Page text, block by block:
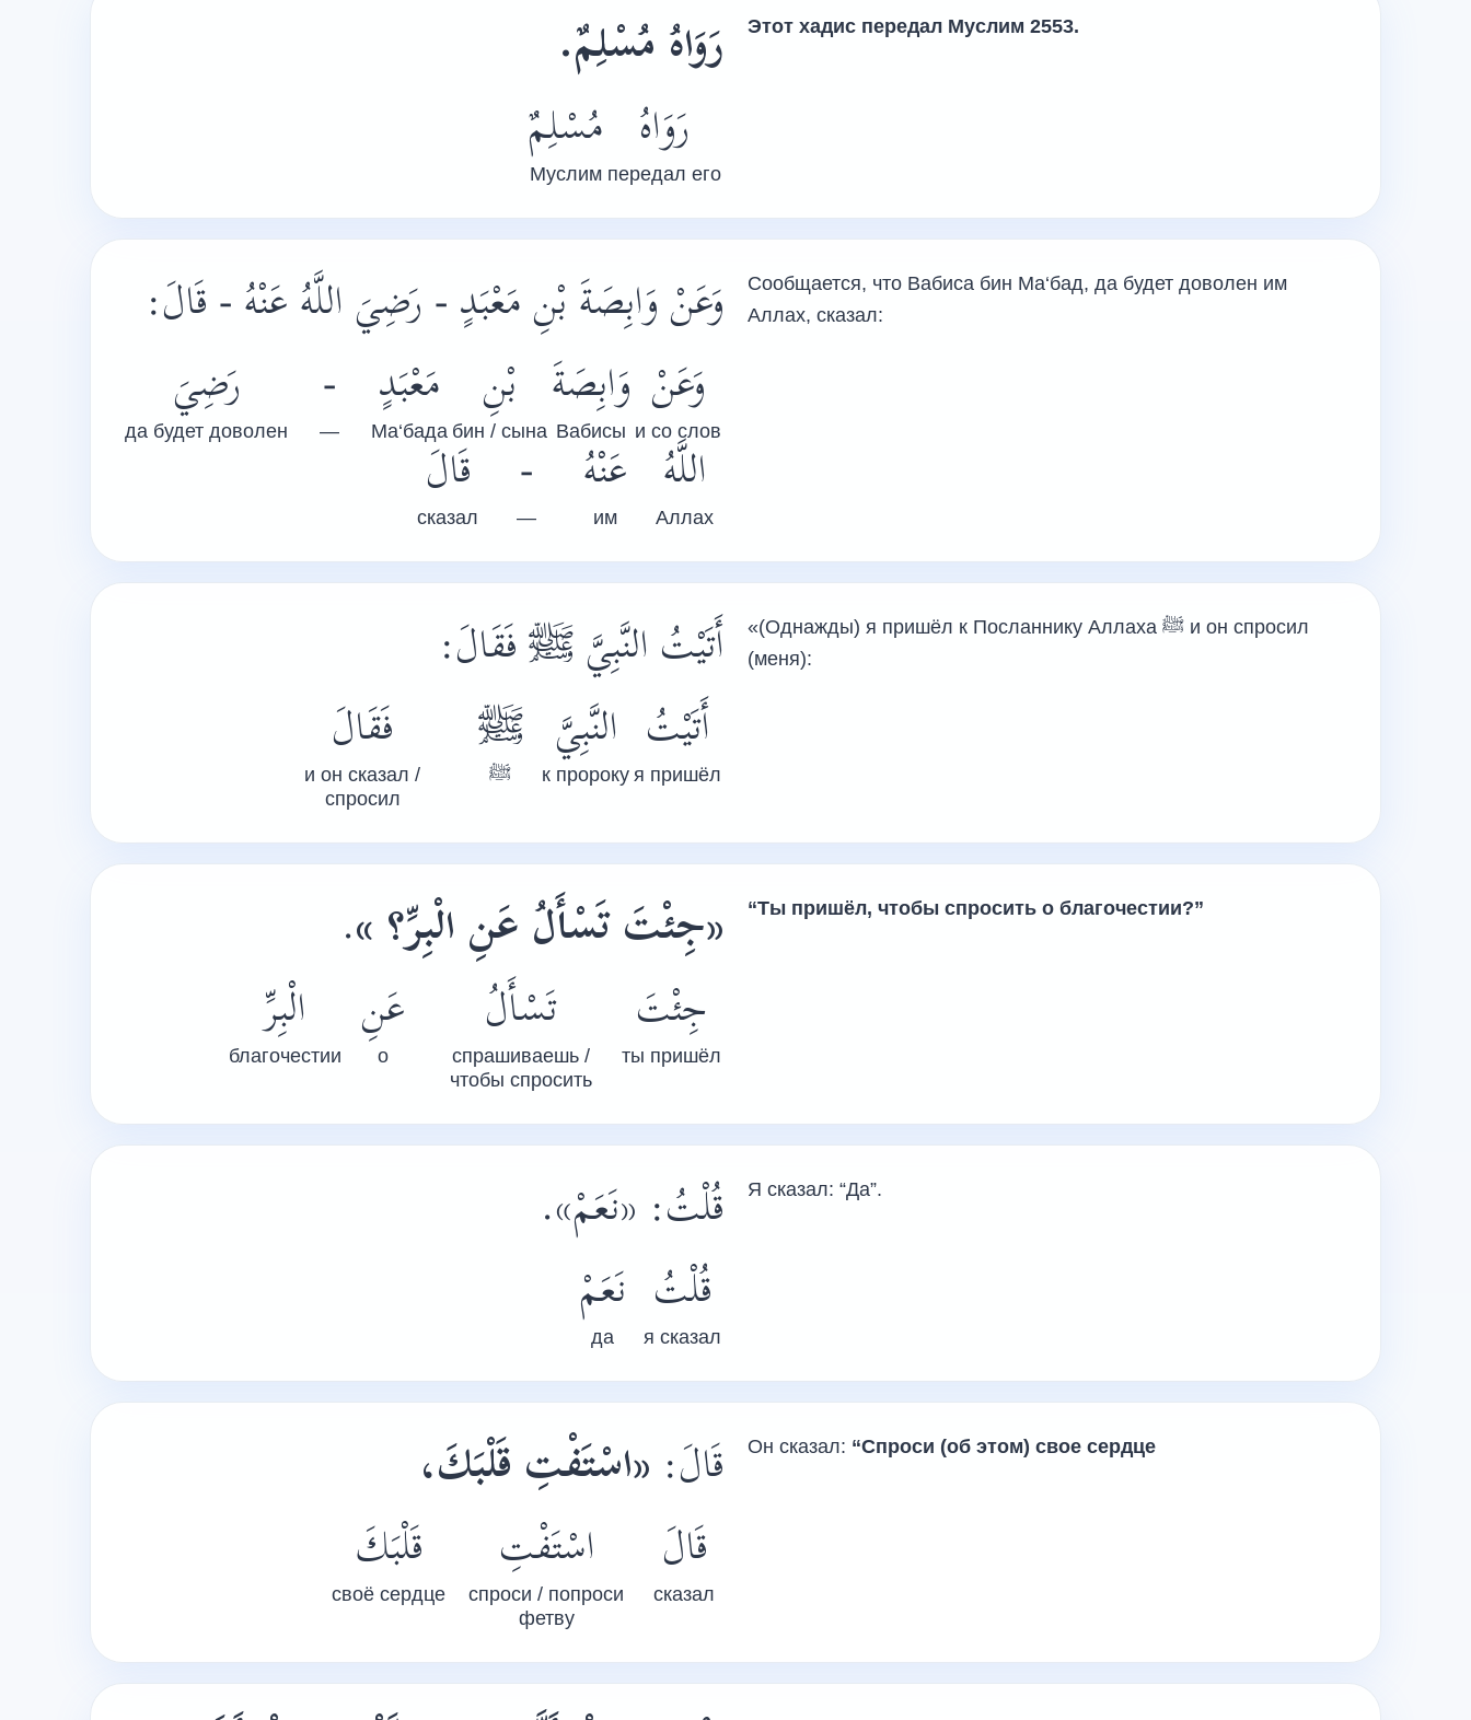
رَوَاهُ مُسْلِمٌ.
رَوَاهُ
передал его
مُسْلِمٌ
Муслим
Этот хадис передал Муслим 2553.
وَعَنْ وَابِصَةَ بْنِ مَعْبَدٍ - رَضِيَ اللَّهُ عَنْهُ - قَالَ:
وَعَنْ
и со слов
وَابِصَةَ
Вабисы
بْنِ
бин / сына
مَعْبَدٍ
Ма‘бада
-
—
رَضِيَ
да будет доволен
اللَّهُ
Аллах
عَنْهُ
им
-
—
قَالَ
сказал
Сообщается, что Вабиса бин Ма‘бад, да будет доволен им
Аллах, сказал:
أَتَيْتُ النَّبِيَّ ﷺفَقَالَ:
أَتَيْتُ
я пришёл
النَّبِيَّ
к пророку
ﷺ
ﷺ
فَقَالَ
и он сказал /
спросил
«(Однажды) я пришёл к Посланнику Аллаха ﷺ и он спросил
(меня):
«جِئْتَ تَسْأَلُ عَنِ الْبِرِّ؟ ».
جِئْتَ
ты пришёл
تَسْأَلُ
спрашиваешь /
чтобы спросить
عَنِ
о
الْبِرِّ
благочестии
“Ты пришёл, чтобы спросить о благочестии?”
قُلْتُ: «نَعَمْ».
قُلْتُ
я сказал
نَعَمْ
да
Я сказал: “Да”.
قَالَ: «اسْتَفْتِ قَلْبَكَ،
قَالَ
сказал
اسْتَفْتِ
спроси / попроси
фетву
قَلْبَكَ
своё сердце
Он сказал: “Спроси (об этом) свое сердце